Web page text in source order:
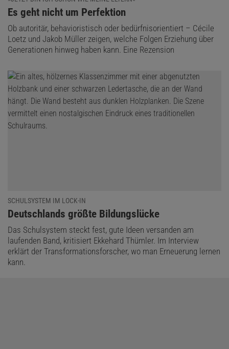
:
Es geht nicht um Perfektion
Ob autoritär, behavioristisch oder bedürfnisorientiert – Cécile
Loetz und Jakob Müller zeigen, welche Folgen Erziehung über
Generationen hinweg haben kann. Eine Rezension
SCHULSYSTEM IM LOCK-IN
:
Deutschlands größte Bildungslücke
Das Schulsystem steckt fest, gute Ideen versanden am
laufenden Band, kritisiert Ekkehard Thümler. Im Interview
erklärt der Transformationsforscher, wo man Erneuerung lernen
kann.